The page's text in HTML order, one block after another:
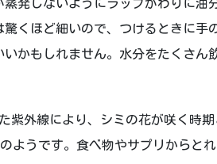
発しないようにラップがわりに油
くほど細いので、つけるときに手
かもしれません。水分をたくさん
紫外線により、シミの花が咲く時
ようです。食べ物やサプリからと